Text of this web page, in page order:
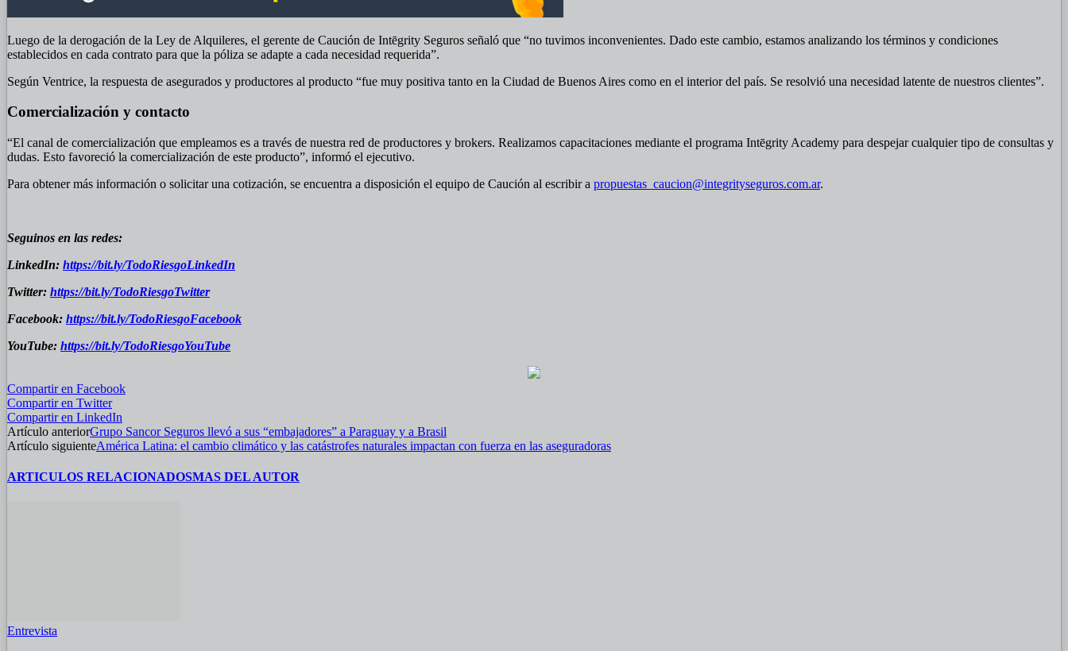
Luego de la derogación de la Ley de Alquileres, el gerente de Caución de Intēgrity Seguros señaló que “no tuvimos inconvenientes. Dado este cambio, estamos analizando los términos y condiciones
establecidos en cada contrato para que la póliza se adapte a cada necesidad requerida”.
Según Ventrice, la respuesta de asegurados y productores al producto “fue muy positiva tanto en la Ciudad de Buenos Aires como en el interior del país. Se resolvió una necesidad latente de nuestros clientes”.
Comercialización y contacto
“El canal de comercialización que empleamos es a través de nuestra red de productores y brokers. Realizamos capacitaciones mediante el programa Intēgrity Academy para despejar cualquier tipo de consultas y
dudas. Esto favoreció la comercialización de este producto”, informó el ejecutivo.
Para obtener más información o solicitar una cotización, se encuentra a disposición el equipo de Caución al escribir a propuestas_caucion@integrityseguros.com.ar.
Seguinos en las redes:
LinkedIn: https://bit.ly/TodoRiesgoLinkedIn
Twitter: https://bit.ly/TodoRiesgoTwitter
Facebook: https://bit.ly/TodoRiesgoFacebook
YouTube: https://bit.ly/TodoRiesgoYouTube
Compartir en Facebook
Compartir en Twitter
Compartir en LinkedIn
Artículo anteriorGrupo Sancor Seguros llevó a sus “embajadores” a Paraguay y a Brasil
Artículo siguienteAmérica Latina: el cambio climático y las catástrofes naturales impactan con fuerza en las aseguradoras
ARTICULOS RELACIONADOSMAS DEL AUTOR
Entrevista